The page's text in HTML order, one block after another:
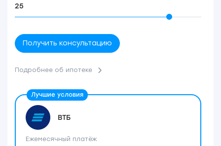
Получить консультацию
Подробнее об ипотеке
ВТБ
Ежемесячный платёж